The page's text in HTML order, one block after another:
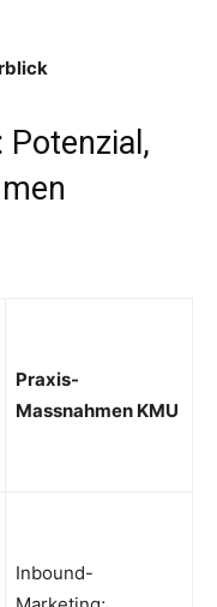
Potenzial,
Praxis-
Massnahmen KMU
Inbound-